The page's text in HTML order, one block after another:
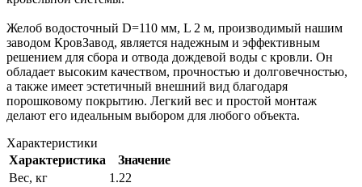
Желоб водосточный D=110 мм, L 2 м, производимый нашим
заводом КровЗавод, является надежным и эффективным
решением для сбора и отвода дождевой воды с кровли. Он
обладает высоким качеством, прочностью и долговечностью,
а также имеет эстетичный внешний вид благодаря
порошковому покрытию. Легкий вес и простой монтаж
делают его идеальным выбором для любого объекта.
Характеристики
Характеристика
Значение
Вес, кг
1.22